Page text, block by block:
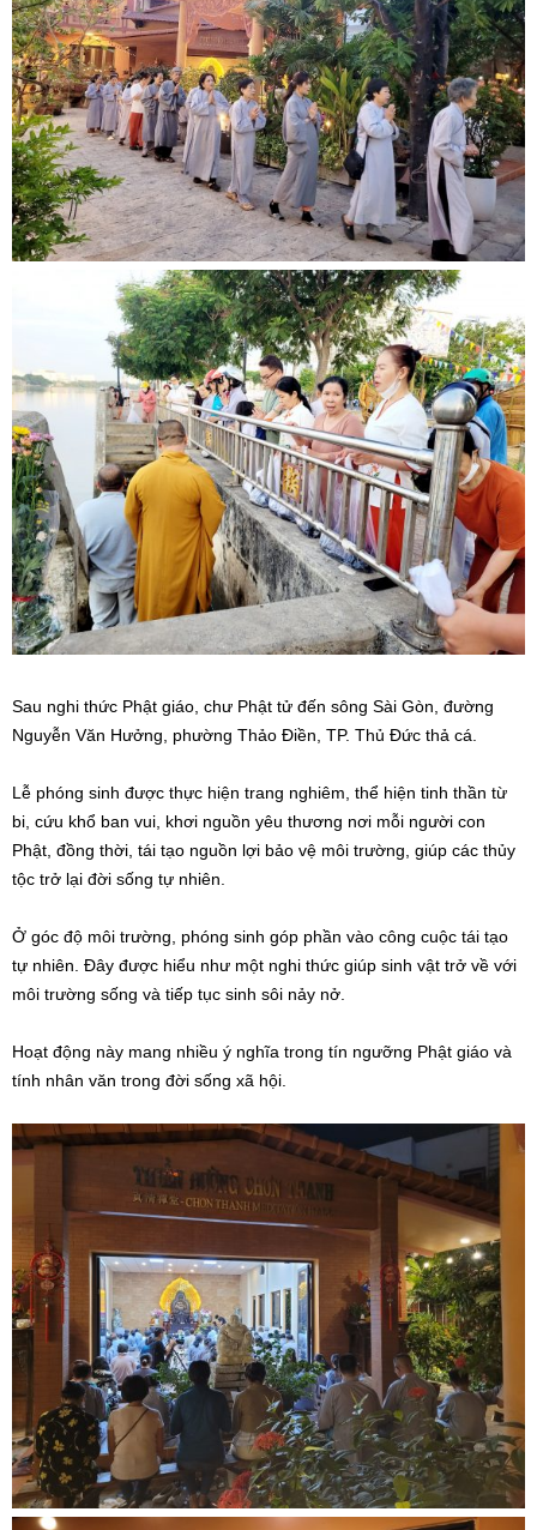
Sau nghi thức Phật giáo, chư Phật tử đến sông Sài Gòn, đường
Nguyễn Văn Hưởng, phường Thảo Điền, TP. Thủ Đức thả cá.
Lễ phóng sinh được thực hiện trang nghiêm, thể hiện tinh thần từ
bi, cứu khổ ban vui, khơi nguồn yêu thương nơi mỗi người con
Phật, đồng thời, tái tạo nguồn lợi bảo vệ môi trường, giúp các thủy
tộc trở lại đời sống tự nhiên.
Ở góc độ môi trường, phóng sinh góp phần vào công cuộc tái tạo
tự nhiên. Đây được hiểu như một nghi thức giúp sinh vật trở về với
môi trường sống và tiếp tục sinh sôi nảy nở.
Hoạt động này mang nhiều ý nghĩa trong tín ngưỡng Phật giáo và
tính nhân văn trong đời sống xã hội.